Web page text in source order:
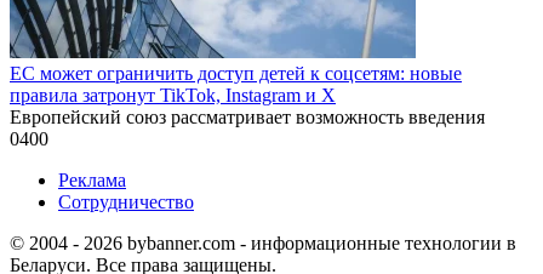
ЕС может ограничить доступ детей к соцсетям: новые
правила затронут TikTok, Instagram и X
Европейский союз рассматривает возможность введения
0400
Реклама
Сотрудничество
© 2004 - 2026 bybanner.com - информационные технологии в
Беларуси. Все права защищены.